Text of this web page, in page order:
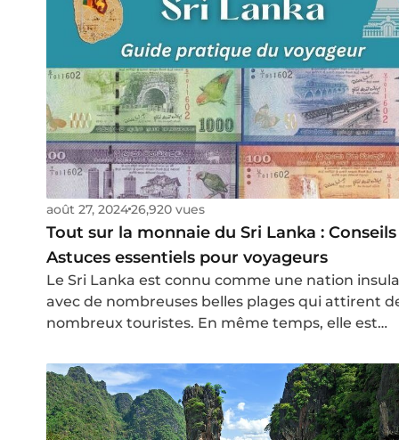
août 27, 202426,920 vues
Tout sur la monnaie du Sri Lanka :
Astuces essentiels pour voyageurs
Le Sri Lanka est connu comme une nation
avec de nombreuses belles plages qui attirent
nombreux touristes. En même temps, elle est
tourisme spirituel choisie par de nombreuses
personnes. Lorsque vous envisagez de faire un
voyage au Sri Lanka, il est important de se
renseigner sur la monnaie locale, la roupie sri